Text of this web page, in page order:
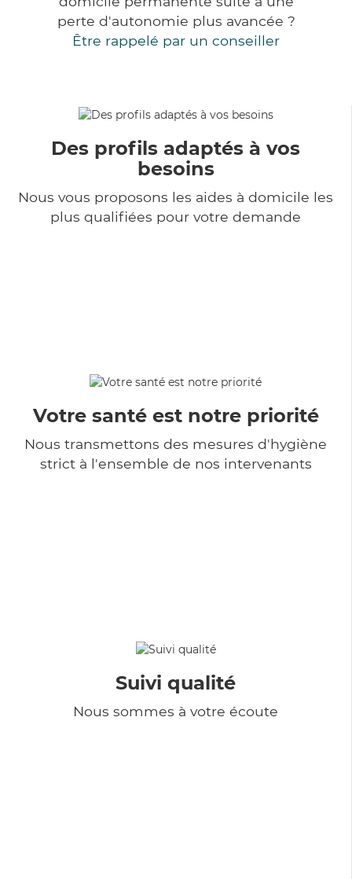
perte d'autonomie plus avancée ?
Être rappelé par un conseiller
Des profils adaptés à vos
besoins
Nous vous proposons les aides à domicile les
plus qualifiées pour votre demande
Votre santé est notre priorité
Nous transmettons des mesures d'hygiène
strict à l'ensemble de nos intervenants
Suivi qualité
Nous sommes à votre écoute